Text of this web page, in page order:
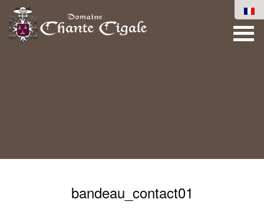
bandeau_contact01